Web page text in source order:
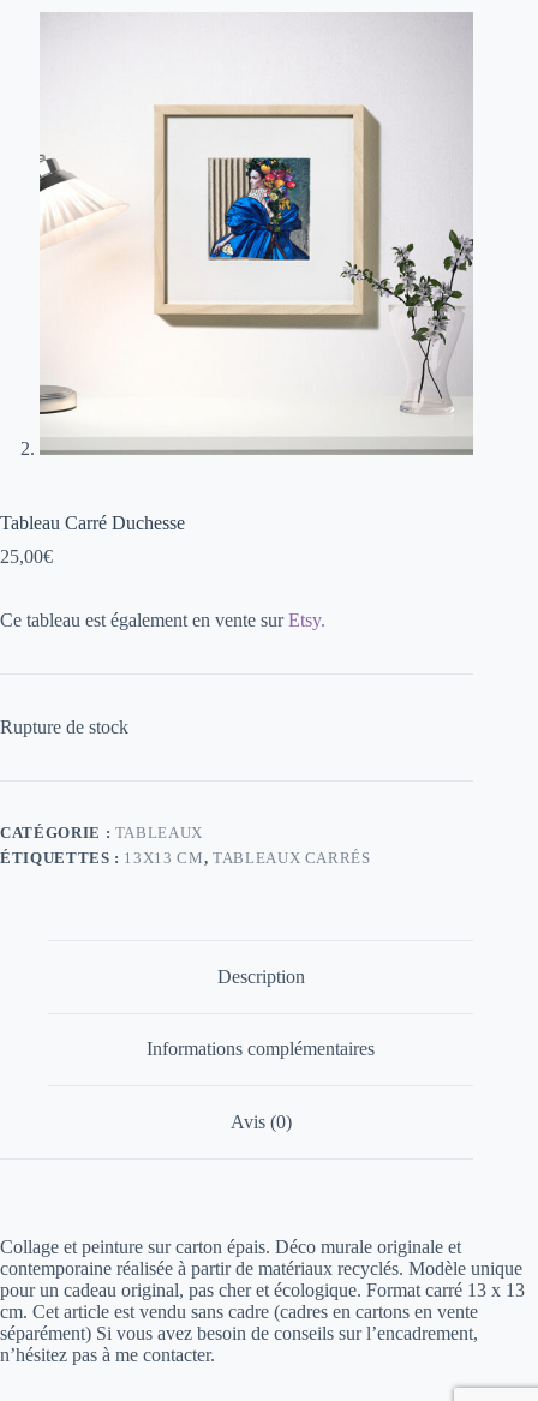
Tableau Carré Duchesse
25,00€
Ce tableau est également en vente surEtsy.
Rupture de stock
CATÉGORIE : TABLEAUX
ÉTIQUETTES : 13X13 CM, TABLEAUX CARRÉS
Description
Informations complémentaires
Avis (0)
Collage et peinture sur carton épais. Déco murale originale et
contemporaine réalisée à partir de matériaux recyclés. Modèle unique
pour un cadeau original, pas cher et écologique. Format carré 13 x 13
cm. Cet article est vendu sans cadre (cadres en cartons en vente
séparément) Si vous avez besoin de conseils sur l’encadrement,
n’hésitez pas à me contacter.